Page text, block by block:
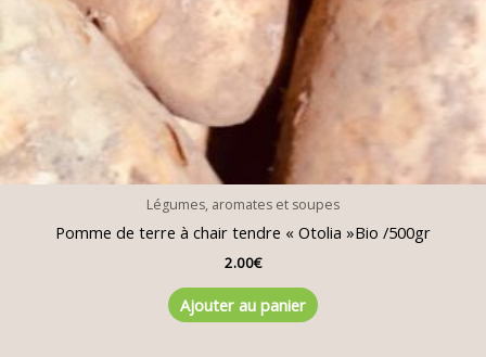
Légumes, aromates et soupes
Pomme de terre à chair tendre « Otolia »Bio /500gr
2.00€
Ajouter au panier